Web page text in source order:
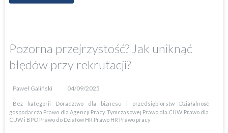
Pozorna przejrzystość? Jak uniknąć
błędów przy rekrutacji?
Paweł Galiński 04/09/2025
Bez kategorii Doradztwo dla biznesu i przedsiębiorstw
Działalność
gospodarcza Prawo dla Agencji Pracy Tymczasowej Prawo dla CUW Prawo dla
CUW i BPO Prawo do Działów HR Prawo HR Prawo pracy